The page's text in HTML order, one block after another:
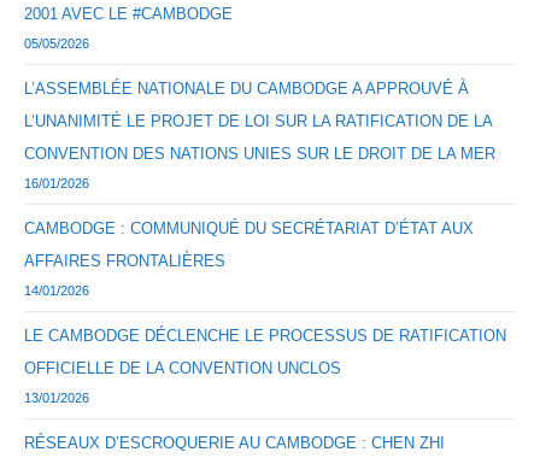
2001 AVEC LE #CAMBODGE
05/05/2026
L’ASSEMBLÉE NATIONALE DU CAMBODGE A APPROUVÉ À
L’UNANIMITÉ LE PROJET DE LOI SUR LA RATIFICATION DE LA
CONVENTION DES NATIONS UNIES SUR LE DROIT DE LA MER
16/01/2026
CAMBODGE : COMMUNIQUÉ DU SECRÉTARIAT D’ÉTAT AUX
AFFAIRES FRONTALIÈRES
14/01/2026
LE CAMBODGE DÉCLENCHE LE PROCESSUS DE RATIFICATION
OFFICIELLE DE LA CONVENTION UNCLOS
13/01/2026
RÉSEAUX D’ESCROQUERIE AU CAMBODGE : CHEN ZHI